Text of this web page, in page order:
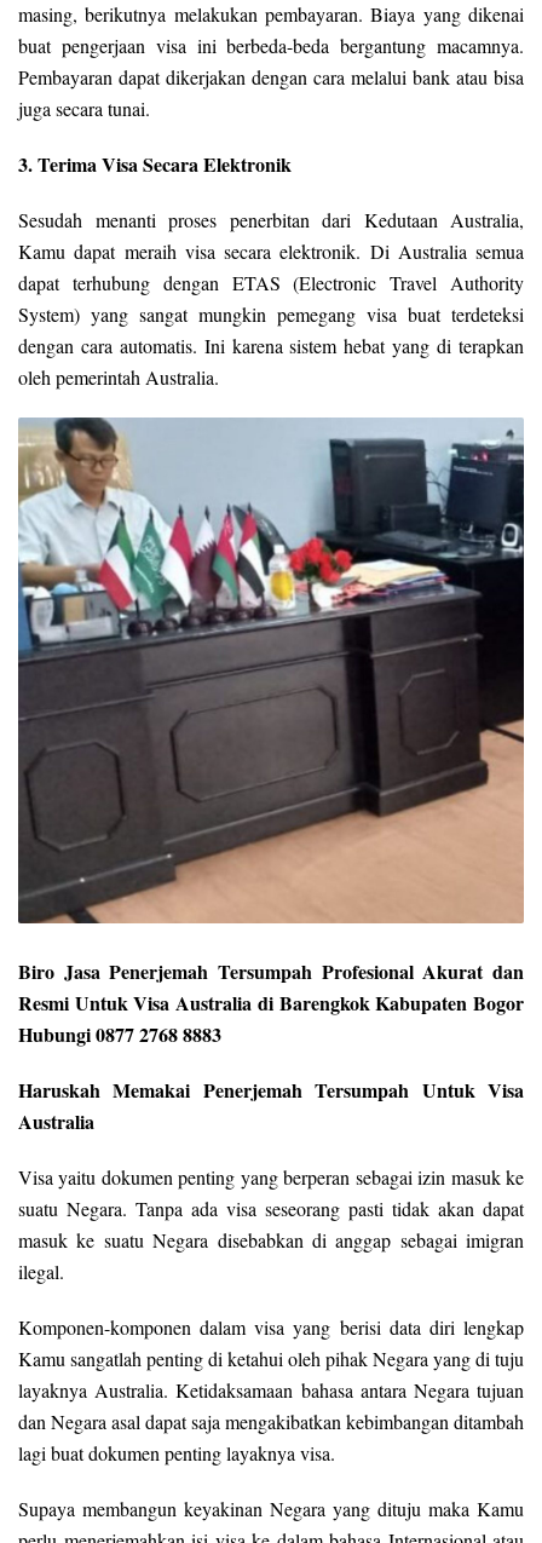
masing, berikutnya melakukan pembayaran. Biaya yang dikenai
buat pengerjaan visa ini berbeda-beda bergantung macamnya.
Pembayaran dapat dikerjakan dengan cara melalui bank atau bisa
juga secara tunai.
3. Terima Visa Secara Elektronik
Sesudah menanti proses penerbitan dari Kedutaan Australia,
Kamu dapat meraih visa secara elektronik. Di Australia semua
dapat terhubung dengan ETAS (Electronic Travel Authority
System) yang sangat mungkin pemegang visa buat terdeteksi
dengan cara automatis. Ini karena sistem hebat yang di terapkan
oleh pemerintah Australia.
Biro Jasa Penerjemah Tersumpah Profesional Akurat dan
Resmi Untuk Visa Australia di Barengkok Kabupaten Bogor
Hubungi 0877 2768 8883
Haruskah Memakai Penerjemah Tersumpah Untuk Visa
Australia
Visa yaitu dokumen penting yang berperan sebagai izin masuk ke
suatu Negara. Tanpa ada visa seseorang pasti tidak akan dapat
masuk ke suatu Negara disebabkan di anggap sebagai imigran
ilegal.
Komponen-komponen dalam visa yang berisi data diri lengkap
Kamu sangatlah penting di ketahui oleh pihak Negara yang di tuju
layaknya Australia. Ketidaksamaan bahasa antara Negara tujuan
dan Negara asal dapat saja mengakibatkan kebimbangan ditambah
lagi buat dokumen penting layaknya visa.
Supaya membangun keyakinan Negara yang dituju maka Kamu